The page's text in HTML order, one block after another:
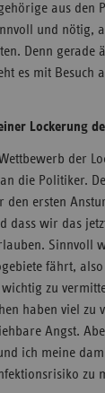
aus den
und nötig,
Denn gerade
es mit
Lockerung
der
die Politiker.
den ersten
dass wir das
Sinnvoll
fährt,
zu
haben viel
Angst.
ich meine
zu